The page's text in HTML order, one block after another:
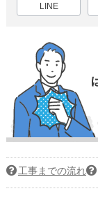
LINE
工事までの流れ